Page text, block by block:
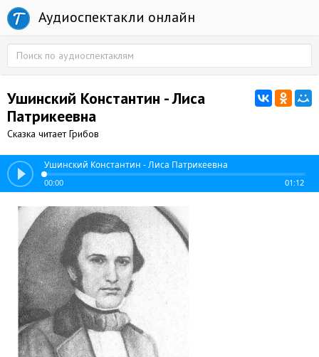
Аудиоспектакли онлайн
Ушинский Константин - Лиса
Патрикеевна
Сказка читает Грибов
Ушинский Константин - Лиса Патрикеевна
00:00 01:12